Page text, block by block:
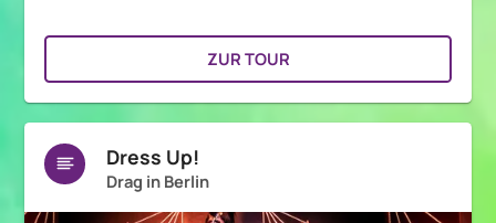
ZUR TOUR
Dress Up!
Drag in Berlin